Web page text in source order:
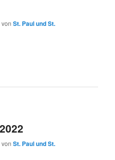
vonSt. Paul und St.
vonSt. Paul und St.